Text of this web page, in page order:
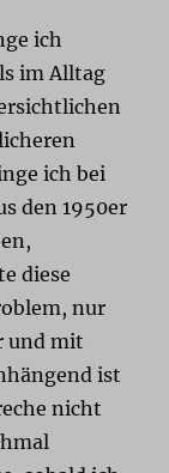
ich
im Alltag
ich bei
den 1950er
diese
nur
und mit
ist
nicht